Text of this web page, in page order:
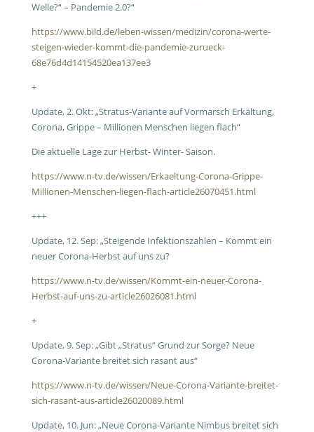
Welle?“ – Pandemie 2.0?“
https://www.bild.de/leben-wissen/medizin/corona-werte-
steigen-wieder-kommt-die-pandemie-zurueck-
68e76d4d14154520ea137ee3
+
Update, 2. Okt:„Stratus-Variante auf Vormarsch Erkältung,
Corona, Grippe – Millionen Menschen liegen flach“
Die aktuelle Lage zur Herbst- Winter- Saison.
https://www.n-tv.de/wissen/Erkaeltung-Corona-Grippe-
Millionen-Menschen-liegen-flach-article26070451.html
+++
Update, 12. Sep:„Steigende Infektionszahlen – Kommt ein
neuer Corona-Herbst auf uns zu?
https://www.n-tv.de/wissen/Kommt-ein-neuer-Corona-
Herbst-auf-uns-zu-article26026081.html
+
Update, 9. Sep:„Gibt „Stratus“ Grund zur Sorge? Neue
Corona-Variante breitet sich rasant aus“
https://www.n-tv.de/wissen/Neue-Corona-Variante-breitet-
sich-rasant-aus-article26020089.html
Update, 10. Jun:„Neue Corona-Variante Nimbus breitet sich